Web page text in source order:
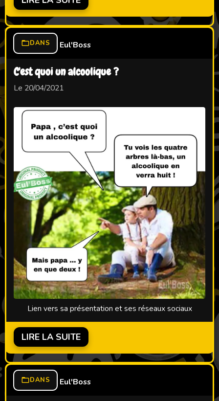
DANS Eul'Boss
C'est quoi un alcoolique ?
Le 20/04/2021
Lien vers sa présentation et ses réseaux sociaux
LIRE LA SUITE
DANS Eul'Boss